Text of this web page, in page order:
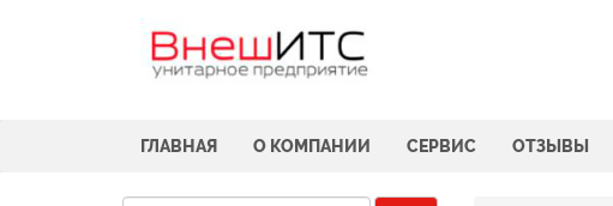
ГЛАВНАЯ О КОМПАНИИ СЕРВИС ОТЗЫВЫ